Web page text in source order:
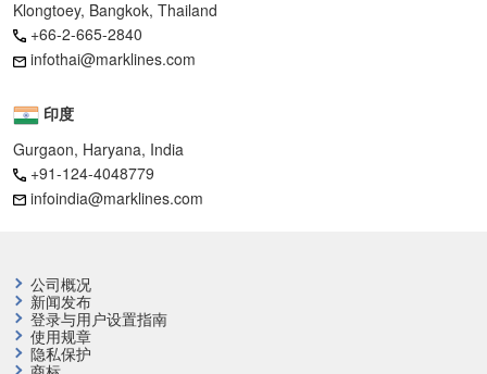
Klongtoey, Bangkok, Thailand
+66-2-665-2840
infothai@marklines.com
印度
Gurgaon, Haryana, India
+91-124-4048779
infoindia@marklines.com
公司概况
新闻发布
登录与用户设置指南
使用规章
隐私保护